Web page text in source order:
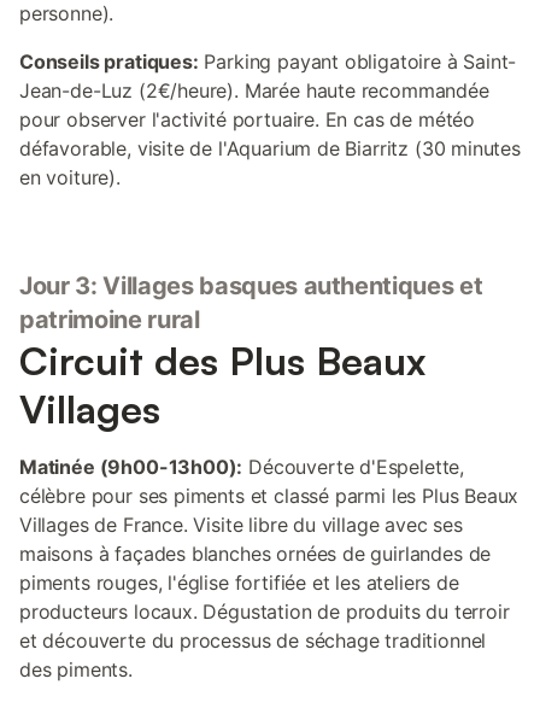
personne).
Conseils pratiques: Parking payant obligatoire à Saint-
Jean-de-Luz (2€/heure). Marée haute recommandée
pour observer l'activité portuaire. En cas de météo
défavorable, visite de l'Aquarium de Biarritz (30 minutes
en voiture).
Jour 3: Villages basques authentiques et
patrimoine rural
Circuit des Plus Beaux
Villages
Matinée (9h00-13h00): Découverte d'Espelette,
célèbre pour ses piments et classé parmi les Plus Beaux
Villages de France. Visite libre du village avec ses
maisons à façades blanches ornées de guirlandes de
piments rouges, l'église fortifiée et les ateliers de
producteurs locaux. Dégustation de produits du terroir
et découverte du processus de séchage traditionnel
des piments.